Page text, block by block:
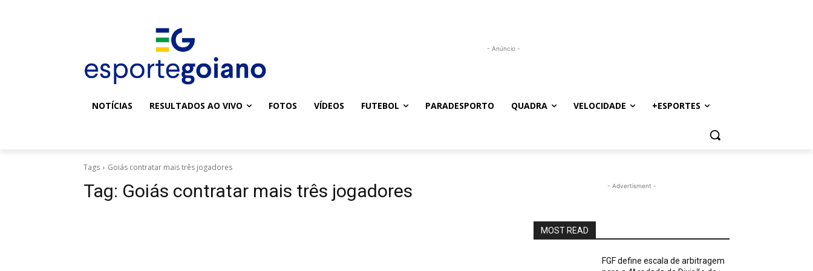
- Anúncio -
NOTÍCIAS RESULTADOS AO VIVO FOTOS VÍDEOS FUTEBOL PARADESPORTO QUADRA VELOCIDADE +ESPORTES
Tags Goiás contratar mais três jogadores
Tag: Goiás contratar mais três jogadores - Advertisment -
MOST READ
FGF define escala de arbitragem